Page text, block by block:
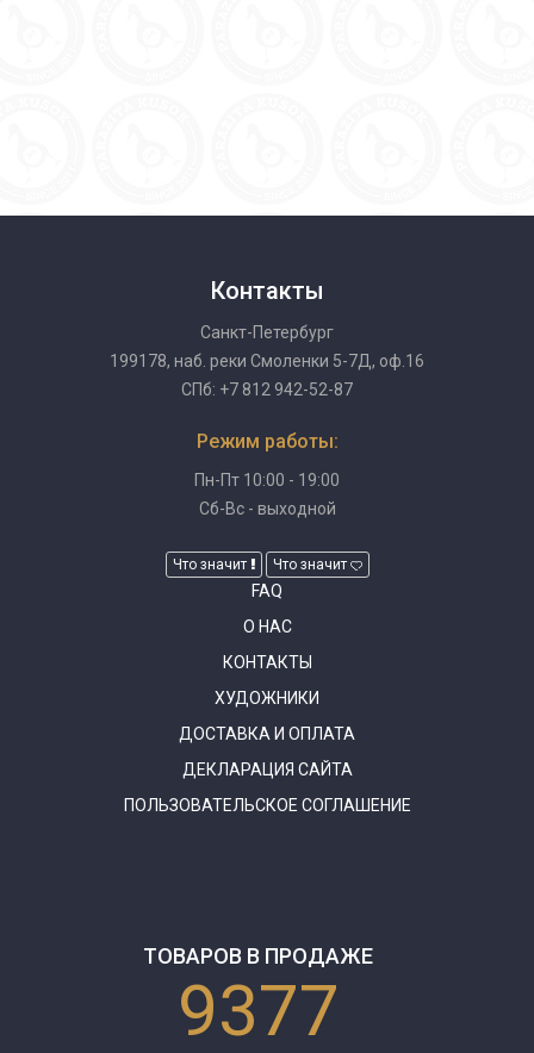
Контакты
Санкт-Петербург
199178, наб. реки Смоленки 5-7Д, оф.16
СПб: +7 812 942-52-87
Режим работы:
Пн-Пт 10:00 - 19:00
Сб-Вс - выходной
Что значит Что значит
FAQ
О НАС
КОНТАКТЫ
ХУДОЖНИКИ
ДОСТАВКА И ОПЛАТА
ДЕКЛАРАЦИЯ САЙТА
ПОЛЬЗОВАТЕЛЬСКОЕ СОГЛАШЕНИЕ
ТОВАРОВ В ПРОДАЖЕ
9377